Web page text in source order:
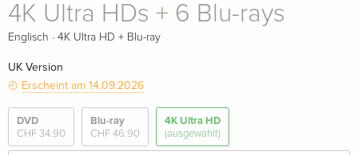
4K Ultra HDs + 6 Blu-rays
Englisch · 4K Ultra HD + Blu-ray
UK Version
Erscheint am 14.09.2026
DVD
CHF 34.90
Blu-ray
CHF 46.90
4K Ultra HD
(ausgewählt)